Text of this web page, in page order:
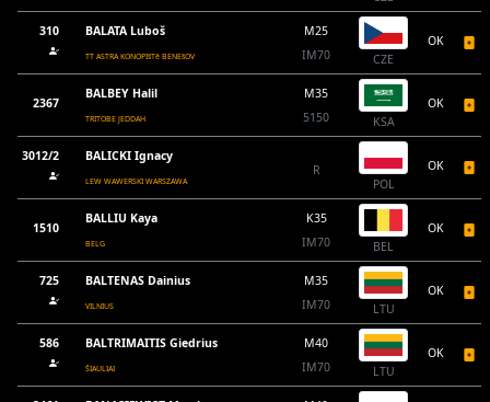
310 BALATA Luboš
TT ASTRA KONOPIšTě BENEšOV
M25
IM70
CZE
OK
2367
BALBEY Halil
TRITOBE JEDDAH
M35
5150
KSA
OK
3012/2 BALICKI Ignacy
LEW WAWERSKI WARSZAWA
R
POL
OK
1510
BALLIU Kaya
BELG
K35
IM70
BEL
OK
725 BALTENAS Dainius
VILNIUS
M35
IM70
LTU
OK
586 BALTRIMAITIS Giedrius
ŠIAULIAI
M40
IM70
LTU
OK